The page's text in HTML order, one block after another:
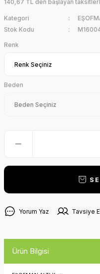
140,67 TL den başlayan
Kategori
Stok Kodu
Renk
Beden
Yorum Yaz Tavsiye
Ürün Bilgisi